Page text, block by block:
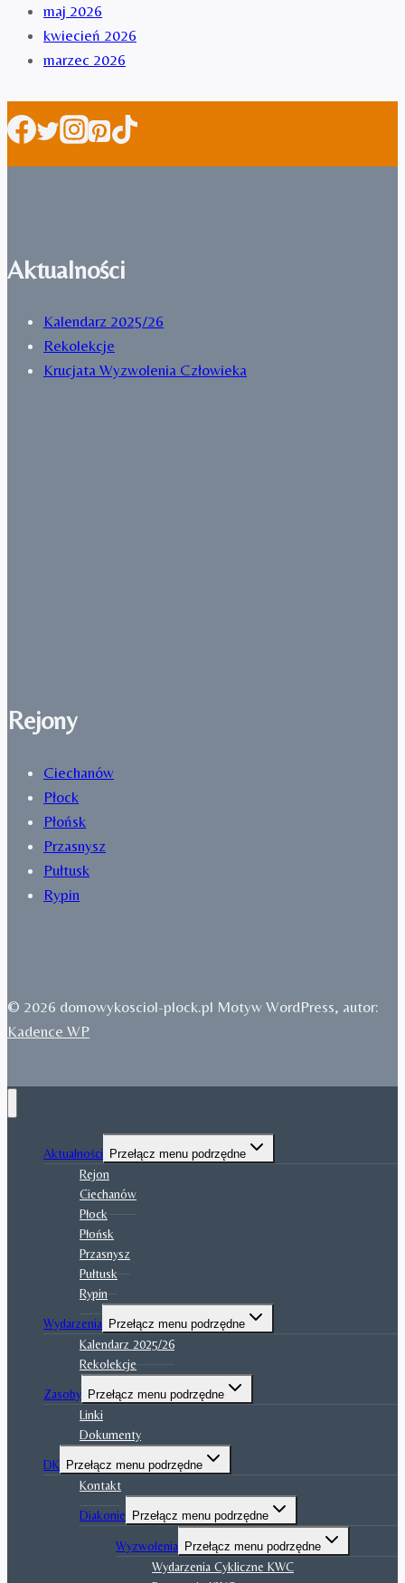
maj 2026
kwiecień 2026
marzec 2026
Aktualności
Kalendarz 2025/26
Rekolekcje
Krucjata Wyzwolenia Człowieka
Rejony
Ciechanów
Płock
Płońsk
Przasnysz
Pułtusk
Rypin
© 2026 domowykosciol-plock.pl Motyw WordPress, autor:
Kadence WP
Aktualności Przełącz menu podrzędne
Rejon
Ciechanów
Płock
Płońsk
Przasnysz
Pułtusk
Rypin
Wydarzenia Przełącz menu podrzędne
Kalendarz 2025/26
Rekolekcje
Zasoby Przełącz menu podrzędne
Linki
Dokumenty
DK Przełącz menu podrzędne
Kontakt
Diakonie Przełącz menu podrzędne
Wyzwolenia Przełącz menu podrzędne
Wydarzenia Cykliczne KWC